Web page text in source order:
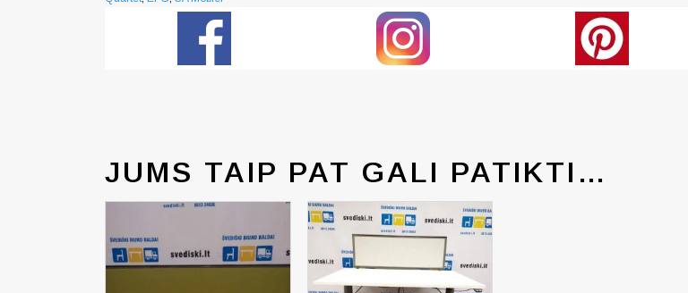
JUMS TAIP PAT GALI PATIKTI…